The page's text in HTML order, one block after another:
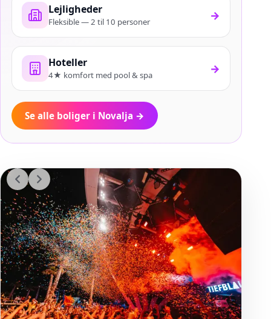
Lejligheder
Fleksible — 2 til 10 personer →
Hoteller
4★ komfort med pool & spa →
Se alle boliger i Novalja →